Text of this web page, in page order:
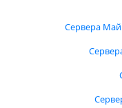
Сервера